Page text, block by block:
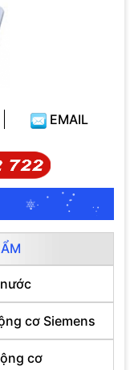
EMAIL
cơ Siemens
cơ